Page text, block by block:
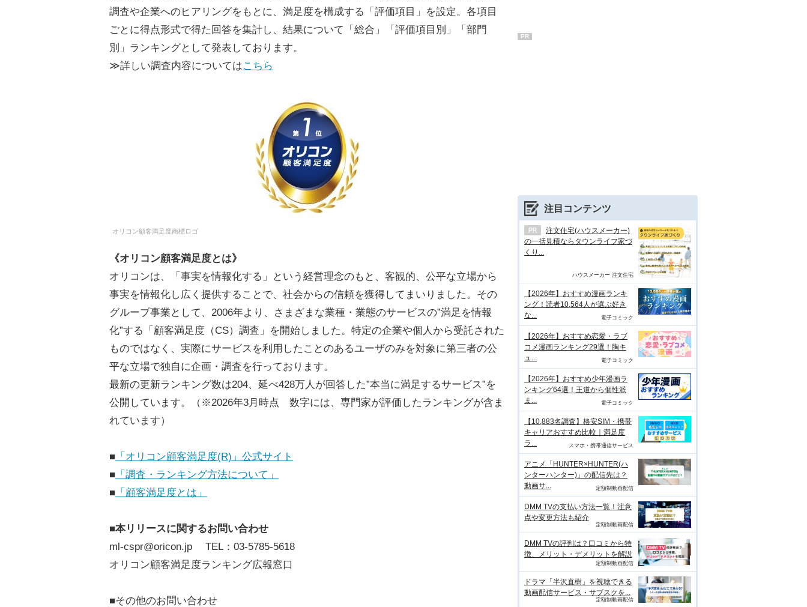
調査や企業へのヒアリングをもとに、満足度を構成する「評価項目」を設定。各項目
ごとに得点形式で得た回答を集計し、結果について「総合」「評価項目別」「部門
別」ランキングとして発表しております。
≫詳しい調査内容についてはこちら
オリコン顧客満足度商標ロゴ
《オリコン顧客満足度とは》
オリコンは、「事実を情報化する」という経営理念のもと、客観的、公平な立場から
事実を情報化し広く提供することで、社会からの信頼を獲得してまいりました。その
グループ事業として、2006年より、さまざまな業種・業態のサービスの”満足を情報
化”する「顧客満足度（CS）調査」を開始しました。特定の企業や個人から受託された
ものではなく、実際にサービスを利用したことのあるユーザのみを対象に第三者の公
平な立場で独自に企画・調査を行っております。
最新の更新ランキング数は204、延べ428万人が回答した”本当に満足するサービス”を
公開しています。（※2026年3月時点 数字には、専門家が評価したランキングが含ま
れています）
■ 「オリコン顧客満足度(R)」公式サイト
■ 「調査・ランキング方法について」
■ 「顧客満足度とは」
■本リリースに関するお問い合わせ
ml-cspr@oricon.jp TEL：03-5785-5618
オリコン顧客満足度ランキング広報窓口
■その他のお問い合わせ
PR
注目コンテンツ
注文住宅(ハウスメーカー)
の一括見積ならタウンライフ家づ
くり...
ハウスメーカー 注文住宅
【2026年】おすすめ漫画ランキ
ング！読者10,564人が選ぶ好き
な...
電子コミック
【2026年】おすすめ恋愛・ラブ
コメ漫画ランキング29選！胸キ
ュ...
電子コミック
【2026年】おすすめ少年漫画ラ
ンキング64選！王道から個性派
ま...
電子コミック
【10,883名調査】格安SIM・携帯
キャリアおすすめ比較｜満足度
ラ...
スマホ・携帯通信サービス
アニメ「HUNTER×HUNTER(ハ
ンターハンター)」の配信先は？
動画サ...
定額制動画配信
DMM TVの支払い方法一覧！注意
点や変更方法も紹介
定額制動画配信
DMM TVの評判は？口コミから特
徴、メリット・デメリットを解説
定額制動画配信
ドラマ「半沢直樹」を視聴できる
動画配信サービス・サブスクを...
定額制動画配信